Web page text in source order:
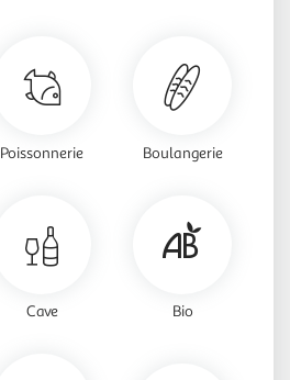
Poissonnerie Boulangerie
Cave Bio